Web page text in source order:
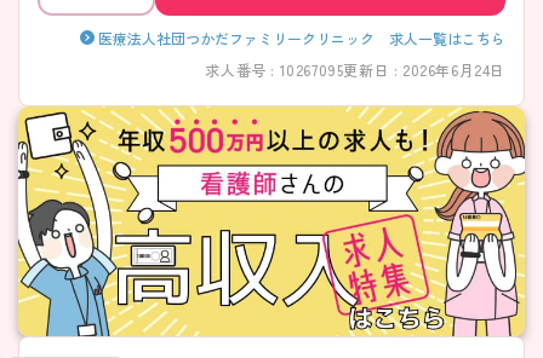
医療法人社団つかだファミリークリニック 求人一覧はこちら
求人番号 : 10267095更新日 : 2026年6月24日